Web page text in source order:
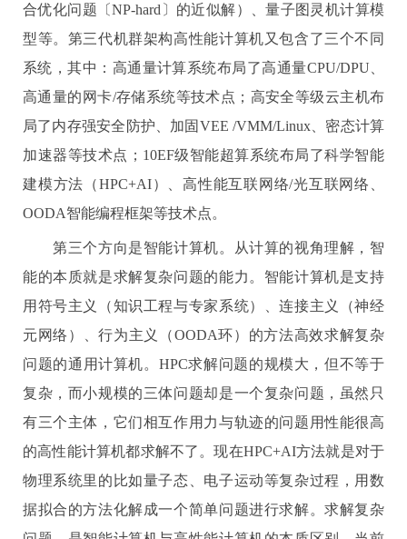
合优化问题〔NP-hard 〕的近似解）、量子图灵机计算模
型等。第三代机群架构高性能计算机又包含了三个不同
系统，其中：高通量计算系统布局了高通量CPU/DPU
高通量的网卡/存储系统等技术点；高安全等级云主机布
局了内存强安全防护、加固 VEE /VMM/Linux、密态计算
加速器等技术点； 10EF级智能超算系统布局了科学智能
建模方法（HPC+AI）、高性能互联网络/光互联网络、
OODA智能编程框架等技术点。
第三个方向是智能计算机。从计算的视角理解，智
能的本质就是求解复杂问题的能力。智能计算机是支持
用符号主义（知识工程与专家系统）、连接主义（神经
元网络）、行为主义（OODA环）的方法高效求解复杂
问题的通用计算机。 HPC求解问题的规模大，但不等于
复杂，而小规模的三体问题却是一个复杂问题，虽然只
有三个主体，它们相互作用力与轨迹的问题用性能很高
的高性能计算机都求解不了。现在HPC+AI方法就是对于
物理系统里的比如量子态、电子运动等复杂过程，用数
据拟合的方法化解成一个简单问题进行求解。求解复杂